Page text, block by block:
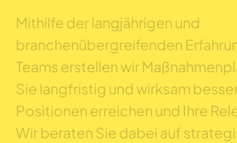
Mithilfe der langjährigen und
branchenübergreifenden
Teams erstellen wir
Sie langfristig und wirksam
Positionen erreichen und Ihre
Wir beraten Sie dabei auf